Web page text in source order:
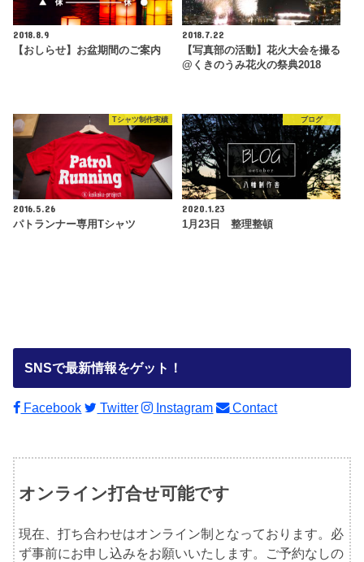
2018.8.9
【おしらせ】お盆期間のご案内
2018.7.22
【写真部の活動】花火大会を撮る
@くきのうみ花火の祭典2018
Tシャツ制作実績
2016.5.26
パトランナー専用Tシャツ
ブログ
2020.1.23
1月23日 整理整頓
SNSで最新情報をゲット！
Facebook Twitter Instagram Contact
オンライン打合せ可能です
現在、打ち合わせはオンライン制となっております。必
ず事前にお申し込みをお願いいたします。ご予約なしの